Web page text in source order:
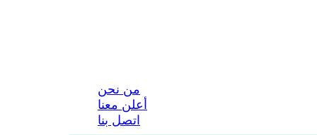
من نحن
أعلن معنا
اتصل بنا